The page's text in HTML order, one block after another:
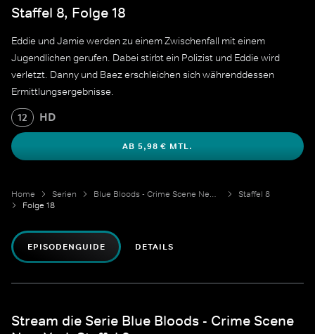
Staffel 8, Folge 18
Eddie und Jamie werden zu einem Zwischenfall mit einem
Jugendlichen gerufen. Dabei stirbt ein Polizist und Eddie wird
verletzt. Danny und Baez erschleichen sich währenddessen
Ermittlungsergebnisse.
12 HD
AB 5,98 € MTL.
Home Serien Blue Bloods - Crime Scene New York
Staffel 8
Folge 18
EPISODENGUIDE DETAILS
Stream die Serie Blue Bloods - Crime Scene